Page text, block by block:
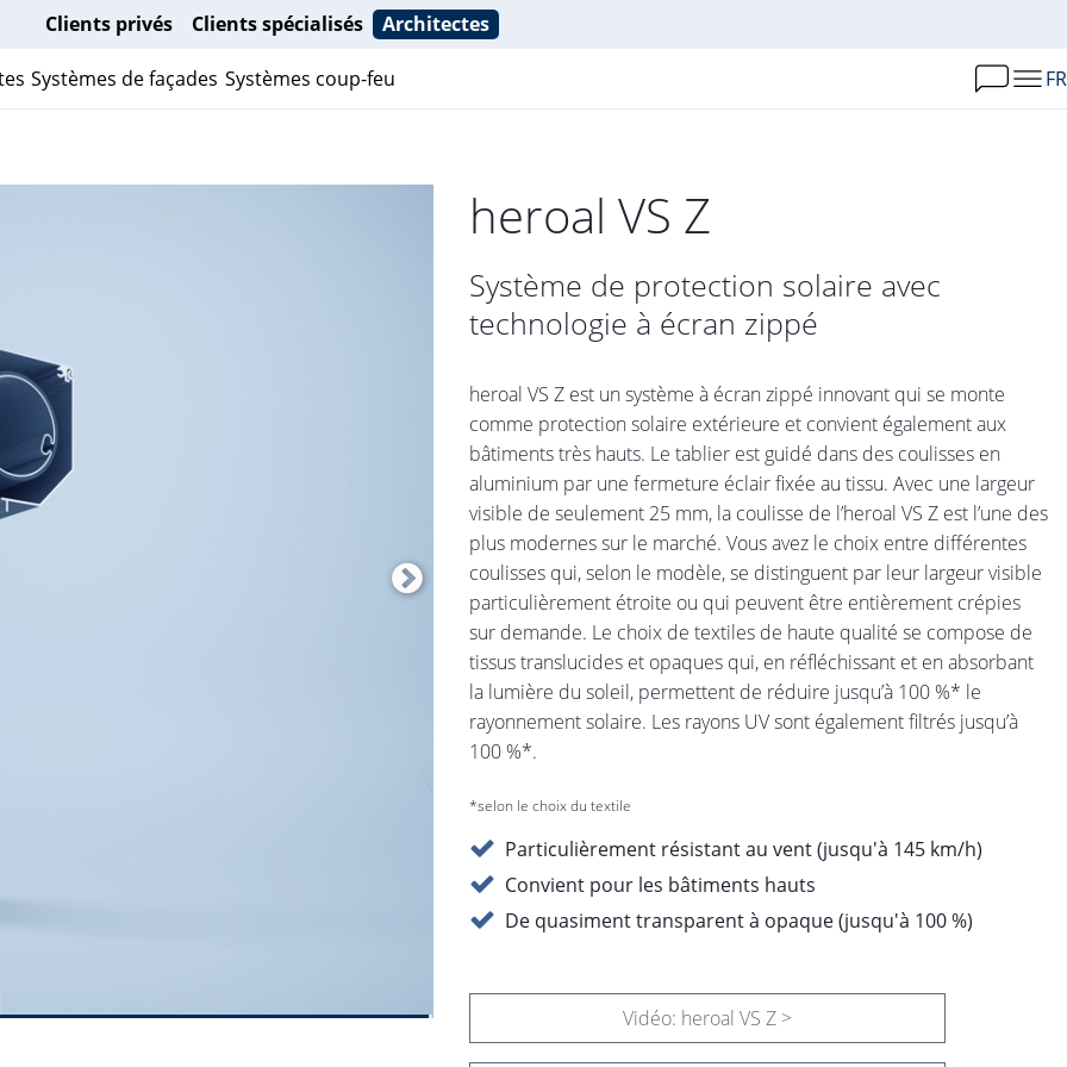
Clients privés Clients spécialisés Architectes
Systèmes de façades Systèmes coup-feu FR
heroal VS Z
Système de protection solaire avec
technologie à écran zippé
heroal VS Z est un système à écran zippé innovant qui se monte
comme protection solaire extérieure et convient également aux
bâtiments très hauts. Le tablier est guidé dans des coulisses en
aluminium par une fermeture éclair fixée au tissu. Avec une largeur
visible de seulement 25 mm, la coulisse de l’heroal VS Z est l’une des
plus modernes sur le marché. Vous avez le choix entre différentes
coulisses qui, selon le modèle, se distinguent par leur largeur visible
particulièrement étroite ou qui peuvent être entièrement crépies
sur demande. Le choix de textiles de haute qualité se compose de
tissus translucides et opaques qui, en réfléchissant et en absorbant
la lumière du soleil, permettent de réduire jusqu’à 100 %* le
rayonnement solaire. Les rayons UV sont également filtrés jusqu’à
100 %*.
*selon le choix du textile
Particulièrement résistant au vent (jusqu'à 145 km/h)
Convient pour les bâtiments hauts
De quasiment transparent à opaque (jusqu'à 100 %)
Vidéo: heroal VS Z >